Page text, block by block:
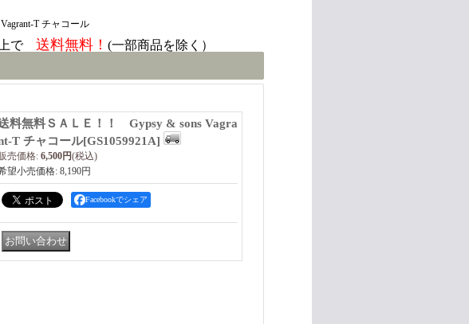
T チャコール
で 送料無料！ (一部商品を除く）
料無料ＳＡＬＥ！！ Gypsy & sons Vagra
T チャコール[GS1059921A]
売価格: 6,500円(税込)
望小売価格: 8,190円
Facebookでシェア